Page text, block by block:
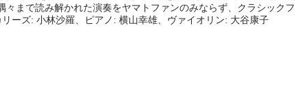
々まで読み解かれた演奏をヤマトファンのみならず、クラシック
ーズ: 小林沙羅、ピアノ: 横山幸雄、ヴァイオリン: 大谷康子